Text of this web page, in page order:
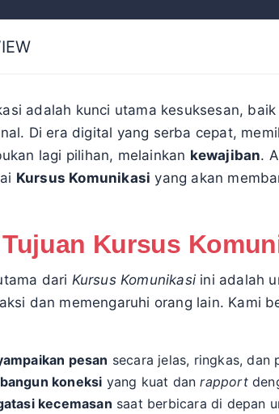
adalah kunci utama kesuksesan,
Di era digital yang serba cepat,
lagi pilihan, melainkan kewajiban.
Kursus Komunikasi yang akan
Kursus
dari Kursus Komunikasi ini adalah
dan memengaruhi orang lain. Kami
pesan secara jelas, ringkas, dan
koneksi yang kuat danrapport
kecemasan saat berbicara di depan